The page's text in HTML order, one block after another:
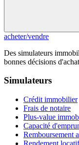
acheter/vendre
Des simulateurs
bonnes décisions
Simulateurs
Crédit immobilier
Frais de notaire
Plus-value
Capacité
Remboursement
Rendement locatif